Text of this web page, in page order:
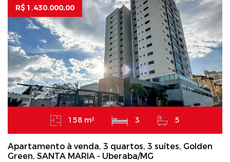
R$ 1.430.000,00
158 m² 3 5
Apartamento à venda, 3 quartos, 3 suítes, Golden
Green, SANTA MARIA - Uberaba/MG